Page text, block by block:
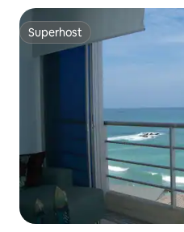
Superhost
Superhost